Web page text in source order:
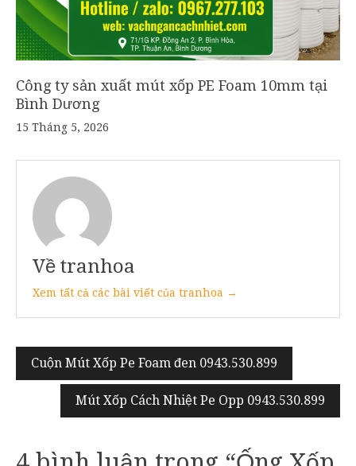
Công ty sản xuất mút xốp PE Foam 10mm tại
Bình Dương
15 Tháng 5, 2026
Về tranhoa
Xem tất cả các bài viết của tranhoa →
Điều
hướng
Cuộn Mút Xốp Pe Foam đen 0943.530.899
Mút Xốp Cách Nhiệt Pe Opp 0943.530.899